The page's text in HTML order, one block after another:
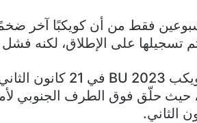
فقط من أن كويكبًا آخر
تسجيلها على الإطلاق، لكنه
حلّق فوق الطرف الجنوبي